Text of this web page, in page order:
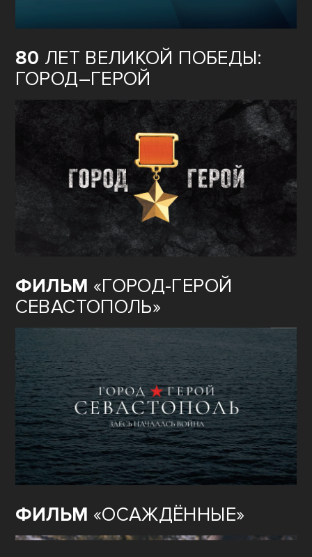
80 ЛЕТ ВЕЛИКОЙ ПОБЕДЫ:
ГОРОД–ГЕРОЙ
ФИЛЬМ «ГОРОД-ГЕРОЙ
СЕВАСТОПОЛЬ»
ФИЛЬМ «ОСАЖДЁННЫЕ»